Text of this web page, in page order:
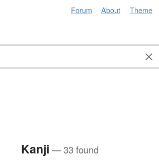
Forum About Theme
Kanji — 33 found